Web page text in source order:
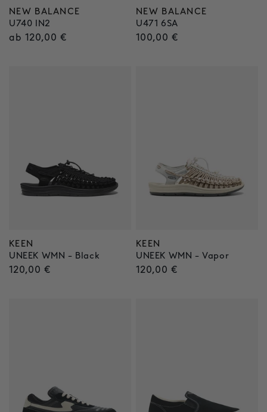
Anbieter:
NEW BALANCE
U740 IN2
Normaler
ab 120,00 €
Anbieter:
NEW BALANCE
U471 6SA
Normaler
100,00 €
Anbieter:
KEEN
UNEEK WMN - Black
Normaler
120,00 €
Anbieter:
KEEN
UNEEK WMN - Vapor
Normaler
120,00 €